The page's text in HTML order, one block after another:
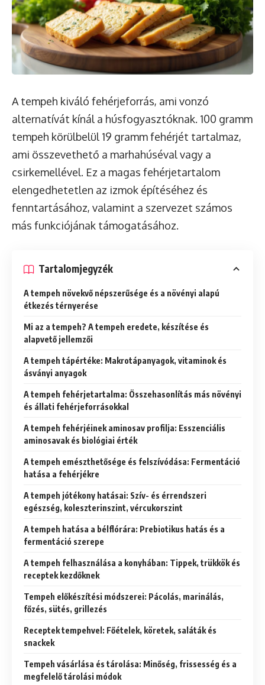
A tempeh kiváló fehérjeforrás, ami vonzó
alternatívát kínál a húsfogyasztóknak. 100 gramm
tempeh körülbelül 19 gramm fehérjét tartalmaz,
ami összevethető a marhahúséval vagy a
csirkemellével. Ez a magas fehérjetartalom
elengedhetetlen az izmok építéséhez és
fenntartásához, valamint a szervezet számos
más funkciójának támogatásához.
Tartalomjegyzék
A tempeh növekvő népszerűsége és a növényi alapú
étkezés térnyerése
Mi az a tempeh? A tempeh eredete, készítése és
alapvető jellemzői
A tempeh tápértéke: Makrotápanyagok, vitaminok és
ásványi anyagok
A tempeh fehérjetartalma: Összehasonlítás más növényi
és állati fehérjeforrásokkal
A tempeh fehérjéinek aminosav profilja: Esszenciális
aminosavak és biológiai érték
A tempeh emészthetősége és felszívódása: Fermentáció
hatása a fehérjékre
A tempeh jótékony hatásai: Szív- és érrendszeri
egészség, koleszterinszint, vércukorszint
A tempeh hatása a bélflórára: Prebiotikus hatás és a
fermentáció szerepe
A tempeh felhasználása a konyhában: Tippek, trükkök és
receptek kezdőknek
Tempeh előkészítési módszerei: Pácolás, marinálás,
főzés, sütés, grillezés
Receptek tempehvel: Főételek, köretek, saláták és
snackek
Tempeh vásárlása és tárolása: Minőség, frissesség és a
megfelelő tárolási módok